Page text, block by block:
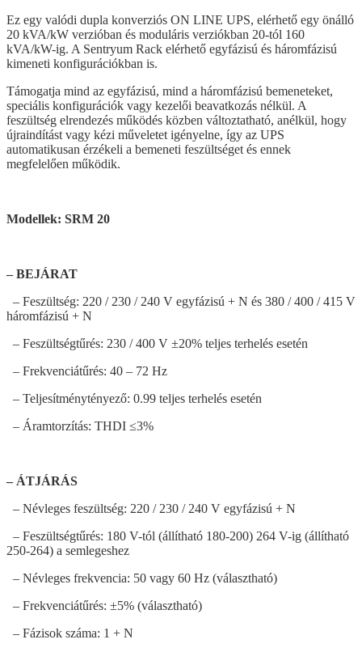
Ez egy valódi dupla konverziós ON LINE UPS, elérhető egy önálló
20 kVA/kW verzióban és moduláris verziókban 20-tól 160
kVA/kW-ig. A Sentryum Rack elérhető egyfázisú és háromfázisú
kimeneti konfigurációkban is.
Támogatja mind az egyfázisú, mind a háromfázisú bemeneteket,
speciális konfigurációk vagy kezelői beavatkozás nélkül. A
feszültség elrendezés működés közben változtatható, anélkül, hogy
újraindítást vagy kézi műveletet igényelne, így az UPS
automatikusan érzékeli a bemeneti feszültséget és ennek
megfelelően működik.
Modellek: SRM 20
– BEJÁRAT
– Feszültség: 220 / 230 / 240 V egyfázisú + N és 380 / 400 / 415 V
háromfázisú + N
– Feszültségtűrés: 230 / 400 V ±20% teljes terhelés esetén
– Frekvenciátűrés: 40 – 72 Hz
– Teljesítménytényező: 0.99 teljes terhelés esetén
– Áramtorzítás: THDI ≤3%
– ÁTJÁRÁS
– Névleges feszültség: 220 / 230 / 240 V egyfázisú + N
– Feszültségtűrés: 180 V-tól (állítható 180-200) 264 V-ig (állítható
250-264) a semlegeshez
– Névleges frekvencia: 50 vagy 60 Hz (választható)
– Frekvenciátűrés: ±5% (választható)
– Fázisok száma: 1 + N